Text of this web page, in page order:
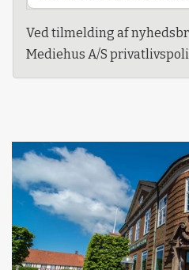
Ved tilmelding af
Mediehus A/S